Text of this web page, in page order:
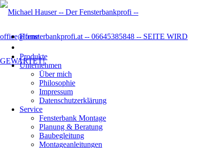
Home
Produkte
Unternehmen
Über mich
Philosophie
Impressum
Datenschutzer­klärung
Service
Fensterbank Montage
Planung & Beratung
Baubegleitung
Montageanleitungen